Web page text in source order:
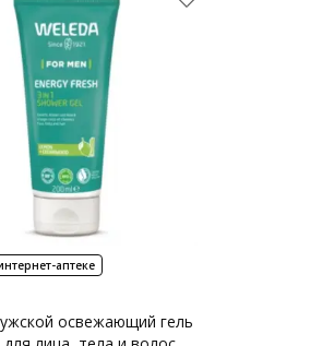
аптеке
освежающий гель